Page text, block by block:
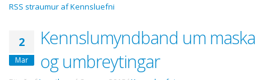
RSS straumur af Kennsluefni
2
Mar
Kennslumyndband um maska
og umbreytingar